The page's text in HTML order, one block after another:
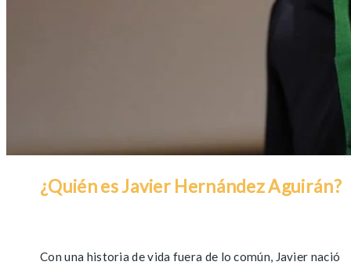
¿Quién esJavier HernándezAguirán?
Con una historia de vida fuera de lo común, Javier nació